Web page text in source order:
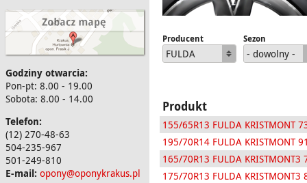
Godziny otwarcia:
Pon-pt: 8.00 - 19.00
Sobota: 8.00 - 14.00
Telefon:
(12) 270-48-63
504-235-967
501-249-810
E-mail: opony@oponykrakus.pl
Producent
FULDA
Sezon
- dowolny -
Produkt
155/65R13 FULDA KRISTMONT
195/70R14 FULDA KRISTMONT
165/70R13 FULDA KRISTMONT3
175/70R13 FULDA KRISTMONT3